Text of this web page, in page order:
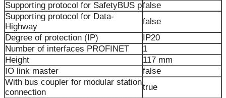
Supporting protocol for SafetyBUS pfalse
Supporting protocol for Data-
Highway
false
Degree of protection (IP)
IP20
Number of interfaces PROFINET
1
Height
117 mm
IO link master
false
With bus coupler for modular station
connection
true